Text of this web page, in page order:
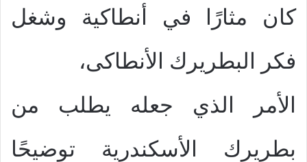
كان مثارًا في أنطاكية وشغل
فكر البطريرك الأنطاكى،
الأمر الذي جعله يطلب من
بطريرك الأسكندرية توضيحًا